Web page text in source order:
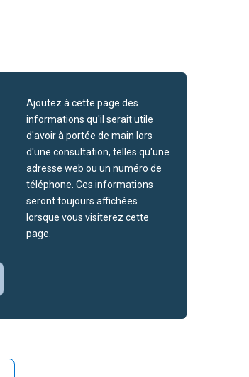
Ajoutez à cette page des
informations qu'il serait utile
d'avoir à portée de main lors
d'une consultation, telles qu'une
adresse web ou un numéro de
téléphone. Ces informations
seront toujours affichées
lorsque vous visiterez cette
page.